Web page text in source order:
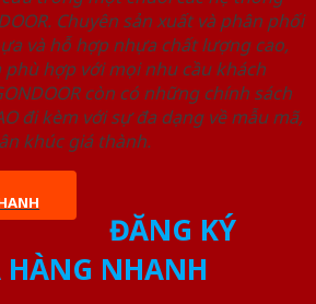
Chuyên sản xuất và phân phối
và hỗ hợp nhựa chất lượng cao,
hợp với mọi nhu cầu khách
còn có những chính sách
đi kèm với sự đa dạng về mẫu mã,
khúc giá thành.
ĐĂNG KÝ
HÀNG NHANH